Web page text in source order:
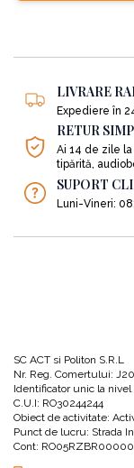
Te eliberezi de
Să capeți mai
Îți antrenezi mintea
LIVRARE
Expediere în
RETUR
Ai 14 de zile
tipărită,
SUPORT
Luni-Vineri:
SC ACT si Politon S.R.L
Nr. Reg. Comertului:
Identificator unic la nivel
C.U.I: RO30244244
Obiect de activitate:
Punct de lucru: Strada
Cont: